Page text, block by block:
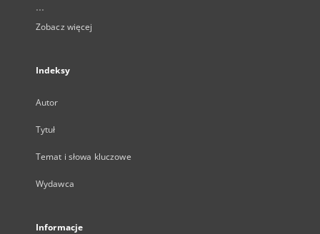
...
Zobacz więcej
Indeksy
Autor
Tytuł
Temat i słowa kluczowe
Wydawca
Informacje